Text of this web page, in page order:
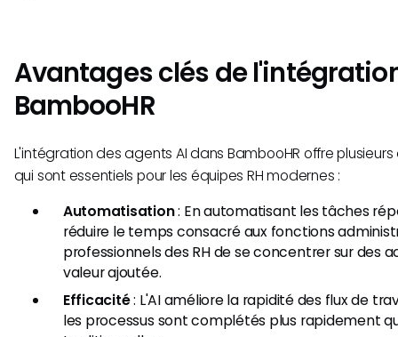
Avantages clés de
BambooHR
L'intégration des agents AI dans BambooHR offre
qui sont essentiels pour les équipes RH modernes :
Automatisation: En automatisant les tâches
réduire le temps consacré aux fonctions
professionnels des RH de se concentrer sur des
valeur ajoutée.
Efficacité: L'AI améliore la rapidité des flux de
les processus sont complétés plus rapidement